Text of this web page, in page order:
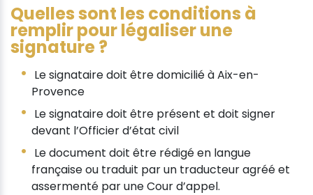
Quelles sont les conditions à
remplir pour légaliser une
signature ?
Le signataire doit être domicilié à Aix-en-
Provence
Le signataire doit être présent et doit signer
devant l’Officier d’état civil
Le document doit être rédigé en langue
française ou traduit par un traducteur agréé et
assermenté par une Cour d’appel.